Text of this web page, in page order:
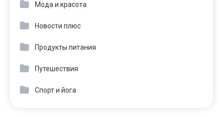
Мода и красота
Новости плюс
Продукты питания
Путешествия
Спорт и йога